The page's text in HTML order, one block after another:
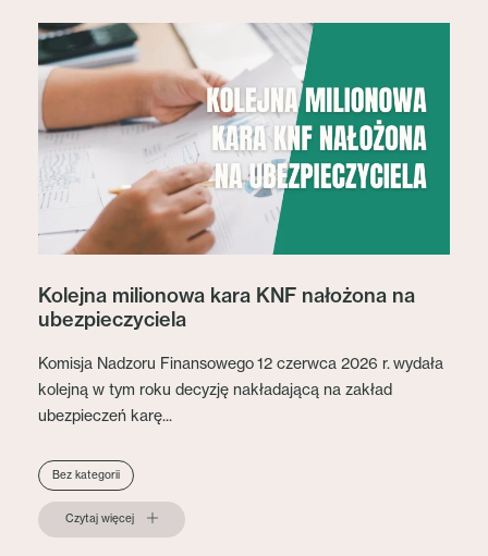
Kolejna milionowa kara KNF nałożona na
ubezpieczyciela
Komisja Nadzoru Finansowego 12 czerwca 2026 r. wydała
kolejną w tym roku decyzję nakładającą na zakład
ubezpieczeń karę...
Bez kategorii
Czytaj więcej